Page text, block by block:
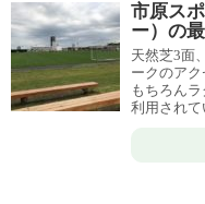
市原ス
ー）の
天然芝3面
ークのア
もちろん
利用されて